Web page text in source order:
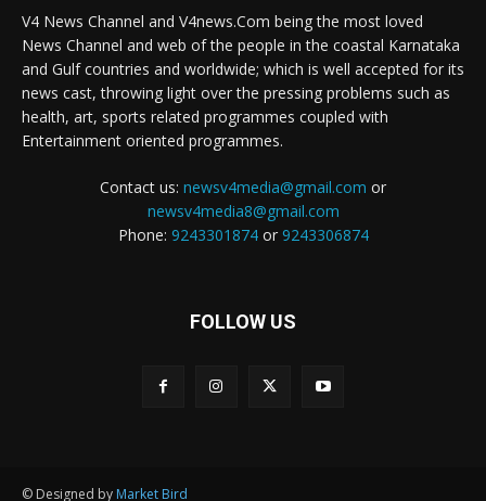
V4 News Channel and V4news.Com being the most loved
News Channel and web of the people in the coastal Karnataka
and Gulf countries and worldwide; which is well accepted for its
news cast, throwing light over the pressing problems such as
health, art, sports related programmes coupled with
Entertainment oriented programmes.
Contact us: newsv4media@gmail.com or
newsv4media8@gmail.com
Phone: 9243301874or 9243306874
FOLLOW US
© Designed by Market Bird